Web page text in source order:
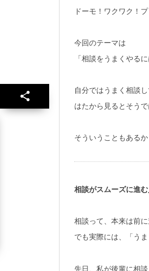
ドーモ！ワクワク！
今回のテーマは
「相談をうまくやるに
自分ではうまく相談
はたから見るとそう
そういうこともあるか
相談がスムーズに進
相談って、本来は前
でも実際には、「う
先日、私が後輩に相